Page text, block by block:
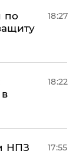
по
18:27
18:22
НПЗ
17:55